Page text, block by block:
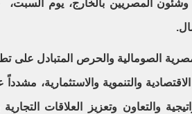
وشئون المصريين بالخارج، يوم السبت،
الصومالية والحرص المتبادل على
والتنموية والاستثمارية، مشدداً
والتعاون وتعزيز العلاقات التجارية